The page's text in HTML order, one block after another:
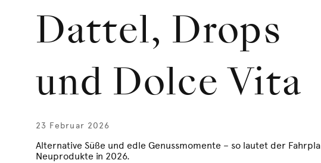
Dattel, Drops
und Dolce Vita
23 Februar 2026
Alternative Süße und edle Genussmomente – so lautet der
Neuprodukte in 2026.